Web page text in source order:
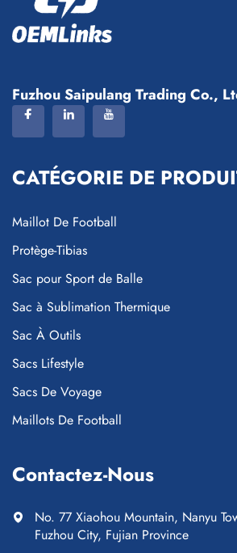
Fuzhou Saipulang Trading Co.,
CATÉGORIE DE
Maillot De Football
Protège-Tibias
Sac pour Sport de Balle
Sac à Sublimation Thermique
Sac À Outils
Sacs Lifestyle
Sacs De Voyage
Maillots De Football
Contactez-Nous
No. 77 Xiaohou Mountain, Nanyu
Fuzhou City, Fujian Province